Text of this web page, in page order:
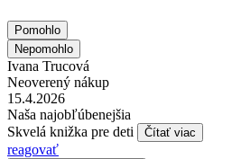
Pomohlo
Nepomohlo
Ivana Trucová
Neoverený nákup
15.4.2026
Naša najobľúbenejšia
Skvelá knižka pre deti
Čítať viac
reagovať